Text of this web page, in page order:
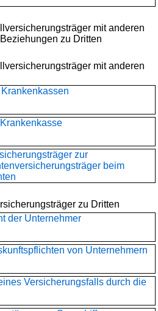
mit anderen
zu Dritten
mit anderen
zur
beim
zu Dritten
der Unternehmer
von Unternehmern
Versicherungsfalls durch die